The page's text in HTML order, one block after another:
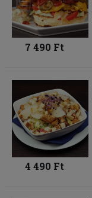
7 490 Ft
4 490 Ft